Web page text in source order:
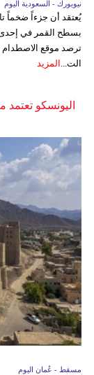
نيويورك - السعودية اليوم
بسطح القمر في إحدى
ترصد موقع الاصطدام
الت... المزيد
اليونسكو
مسقط - عُمان اليوم